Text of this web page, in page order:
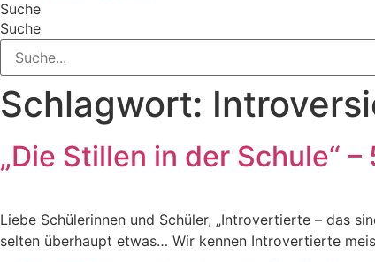
Suche
Suche
Schlagwort:
„Die Stillen in der Schule“
Liebe Schülerinnen und Schüler, „Introvertierte – das
selten überhaupt etwas… Wir kennen Introvertierte